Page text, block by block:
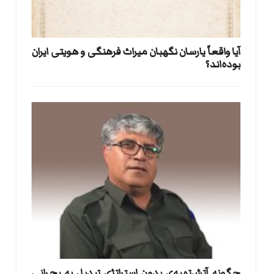
آیا واقعاً یارسان نگهبان میراث فرهنگی و هویتی ایران
بوده‌اند؟